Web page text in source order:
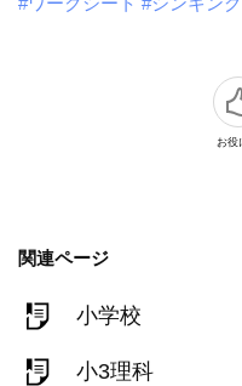
お役
関連ページ
小学校
小3理科